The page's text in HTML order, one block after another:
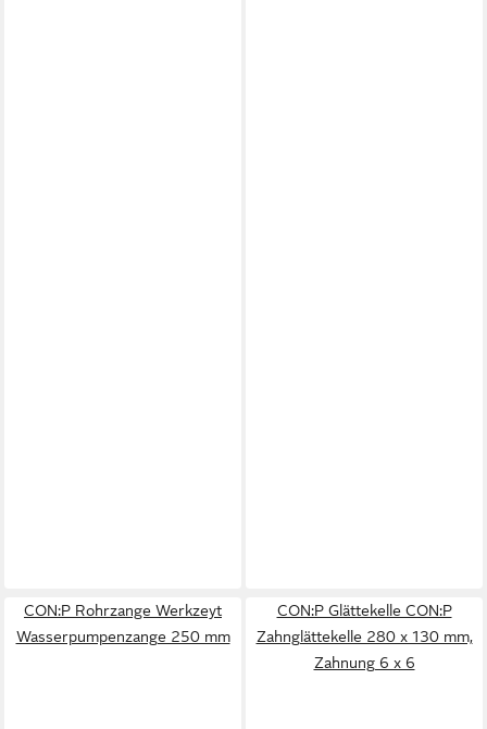
CON:P Rohrzange Werkzeyt
Wasserpumpenzange 250 mm
CON:P Glättekelle CON:P
Zahnglättekelle 280 x 130 mm,
Zahnung 6 x 6